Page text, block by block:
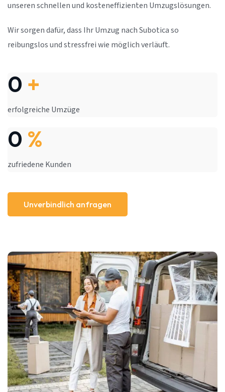
unseren schnellen und kosteneffizienten Umzugslösungen.
Wir sorgen dafür, dass Ihr Umzug nach Subotica so
reibungslos und stressfrei wie möglich verläuft.
0 +
erfolgreiche Umzüge
0 %
zufriedene Kunden
Unverbindlich anfragen